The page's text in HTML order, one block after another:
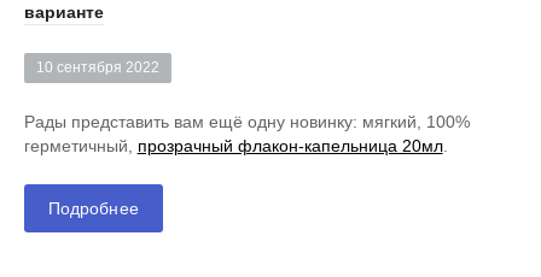
варианте
10 сентября 2022
Рады представить вам ещё одну новинку: мягкий, 100%
герметичный, прозрачный флакон-капельница 20мл.
Подробнее